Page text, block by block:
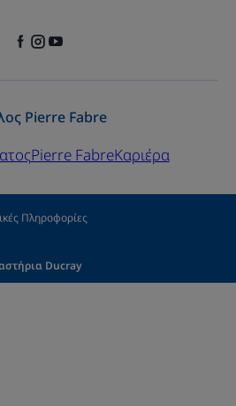
Pierre Fabre
Pierre FabreΚαριέρα
Πληροφορίες
Ducray